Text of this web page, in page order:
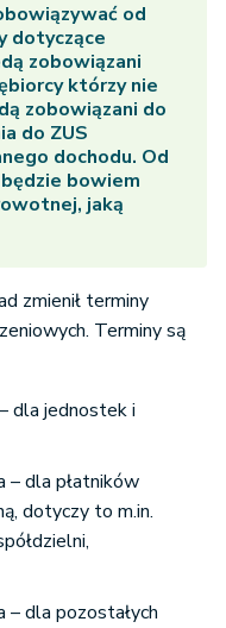
od
dotyczące
zobowiązani
którzy nie
zobowiązani do
do ZUS
dochodu. Od
bowiem
jaką
zmienił terminy
Terminy są
dla jednostek i
– dla płatników
dotyczy to m.in.
– dla pozostałych